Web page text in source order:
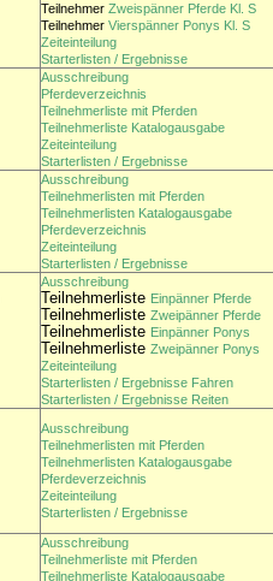
Teilnehmer Zweispänner Pferde Kl. S
Teilnehmer Vierspänner Ponys Kl. S
Zeiteinteilung
Starterlisten / Ergebnisse
Ausschreibung
Pferdeverzeichnis
Teilnehmerliste mit Pferden
Teilnehmerliste Katalogausgabe
Zeiteinteilung
Starterlisten / Ergebnisse
Ausschreibung
Teilnehmerlisten mit Pferden
Teilnehmerlisten Katalogausgabe
Pferdeverzeichnis
Zeiteinteilung
Starterlisten / Ergebnisse
Ausschreibung
Teilnehmerliste Einpänner Pferde
Teilnehmerliste Zweipänner Pferde
Teilnehmerliste Einpänner Ponys
Teilnehmerliste Zweipänner Ponys
Zeiteinteilung
Starterlisten / Ergebnisse Fahren
Starterlisten / Ergebnisse Reiten
Ausschreibung
Teilnehmerlisten mit Pferden
Teilnehmerlisten Katalogausgabe
Pferdeverzeichnis
Zeiteinteilung
Starterlisten / Ergebnisse
Ausschreibung
Teilnehmerliste mit Pferden
Teilnehmerliste Katalogausgabe